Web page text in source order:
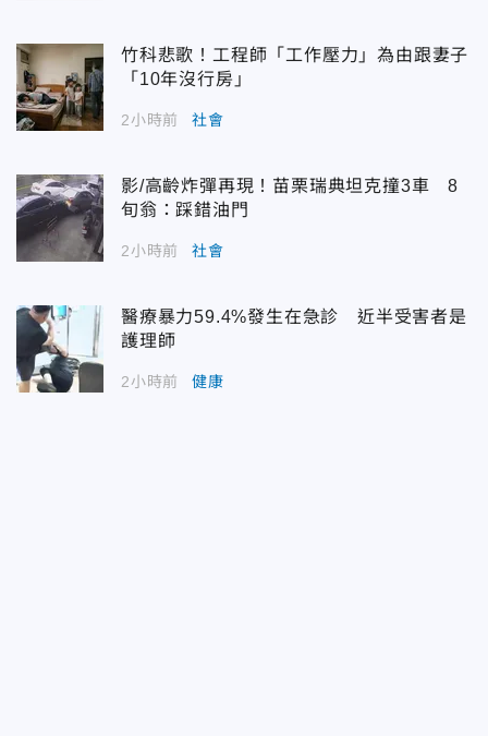
竹科悲歌！工程師「工作壓力」為由跟妻子
「10年沒行房」
2小時前 社會
影/高齡炸彈再現！苗栗瑞典坦克撞3車 8
旬翁：踩錯油門
2小時前 社會
醫療暴力59.4%發生在急診 近半受害者是
護理師
2小時前 健康